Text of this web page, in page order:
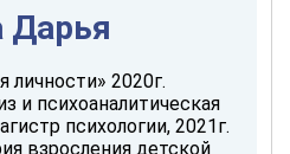
Дарья
личности» 2020г.
и психоаналитическая
психологии, 2021г.
взросления детской